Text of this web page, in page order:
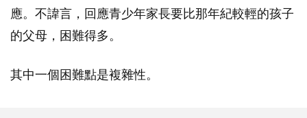
應。不諱言，回應青少年家長要比那年紀較輕的孩子
的父母，困難得多。
其中一個困難點是複雜性。